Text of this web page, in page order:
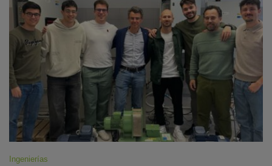
Ingenierías